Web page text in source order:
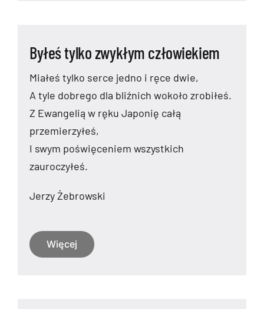
Byłeś tylko zwykłym człowiekiem
Miałeś tylko serce jedno i ręce dwie,
A tyle dobrego dla bliźnich wokoło zrobiłeś.
Z Ewangelią w ręku Japonię całą
przemierzyłeś,
I swym poświęceniem wszystkich
zauroczyłeś.
Jerzy Żebrowski
Więcej